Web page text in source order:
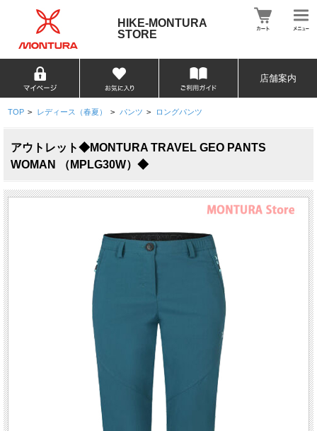
HIKE-MONTURA
STORE
店舗案内
TOP > レディース（春夏） > パンツ > ロングパンツ
アウトレット◆MONTURA TRAVEL GEO PANTS
WOMAN （MPLG30W）◆